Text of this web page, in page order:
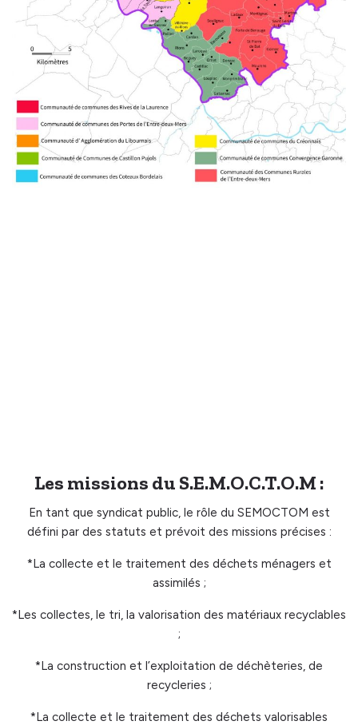
Les missions du S.E.M.O.C.T.O.M :
En tant que syndicat public, le rôle du SEMOCTOM est
défini par des statuts et prévoit des missions précises :
*La collecte et le traitement des déchets ménagers et
assimilés ;
*Les collectes, le tri, la valorisation des matériaux recyclables
;
*La construction et l’exploitation de déchèteries, de
recycleries ;
*La collecte et le traitement des déchets valorisables